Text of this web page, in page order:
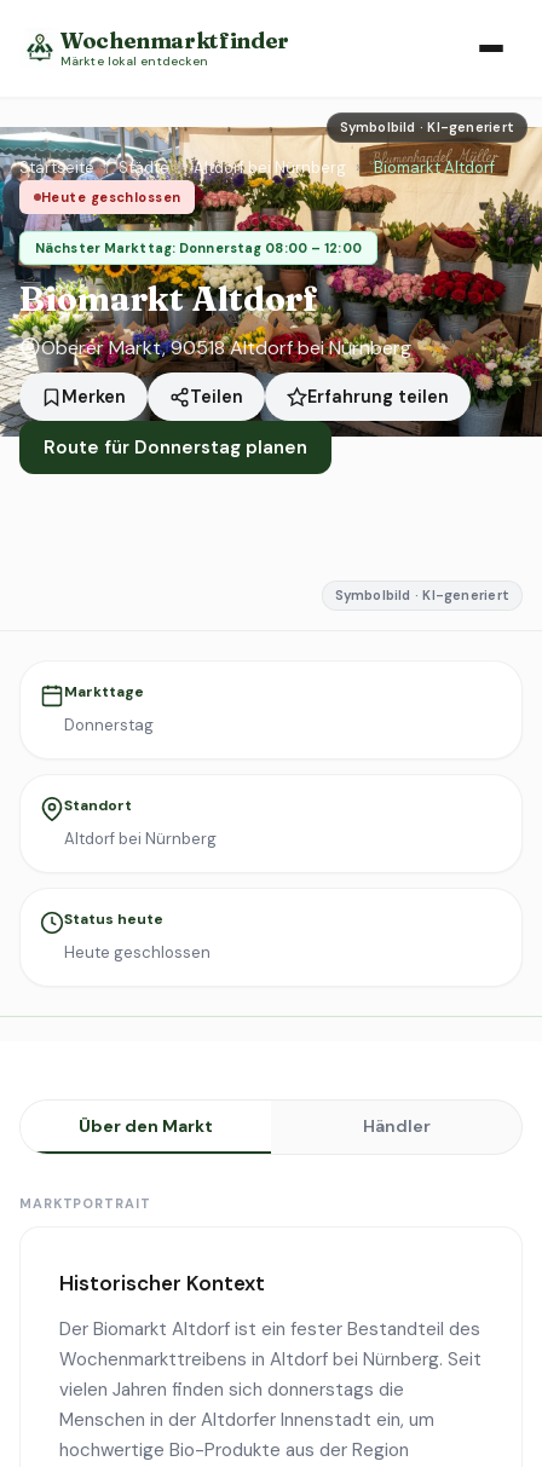
Wochenmarktfinder
Märkte lokal entdecken
Symbolbild · KI-generiert
Startseite › Städte › Altdorf bei Nürnberg › Biomarkt Altdorf
Heute geschlossen
Nächster Markttag: Donnerstag 08:00 – 12:00
Biomarkt Altdorf
Oberer Markt, 90518 Altdorf bei Nürnberg
Merken Teilen Erfahrung teilen
Route für Donnerstag planen
Symbolbild · KI-generiert
Markttage
Donnerstag
Standort
Altdorf bei Nürnberg
Status heute
Heute geschlossen
Über den Markt Händler
MARKTPORTRAIT
Historischer Kontext
Der Biomarkt Altdorf ist ein fester Bestandteil des
Wochenmarkttreibens in Altdorf bei Nürnberg. Seit
vielen Jahren finden sich donnerstags die
Menschen in der Altdorfer Innenstadt ein, um
hochwertige Bio-Produkte aus der Region